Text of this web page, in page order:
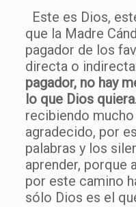
Este es Dios,
que la Madre
pagador de los
directa o
pagador, no hay
lo que Dios
recibiendo
agradecido, por
palabras y los
aprender, porque
por este camino
sólo Dios es el